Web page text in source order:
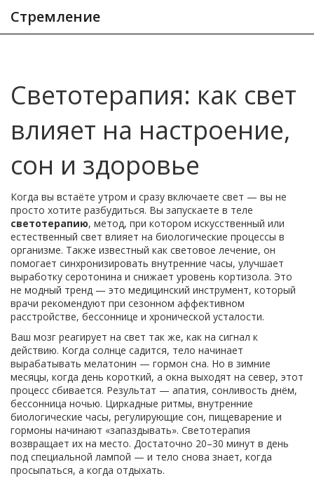
Стремление
Светотерапия: как свет
влияет на настроение,
сон и здоровье
Когда вы встаёте утром и сразу включаете свет — вы не
просто хотите разбудиться. Вы запускаете в теле
светотерапию, метод, при котором искусственный или
естественный свет влияет на биологические процессы в
организме. Также известный как световое лечение, он
помогает синхронизировать внутренние часы, улучшает
выработку серотонина и снижает уровень кортизола. Это
не модный тренд — это медицинский инструмент, который
врачи рекомендуют при сезонном аффективном
расстройстве, бессоннице и хронической усталости.
Ваш мозг реагирует на свет так же, как на сигнал к
действию. Когда солнце садится, тело начинает
вырабатывать мелатонин — гормон сна. Но в зимние
месяцы, когда день короткий, а окна выходят на север, этот
процесс сбивается. Результат — апатия, сонливость днём,
бессонница ночью. Циркадные ритмы, внутренние
биологические часы, регулирующие сон, пищеварение и
гормоны начинают «запаздывать». Светотерапия
возвращает их на место. Достаточно 20–30 минут в день
под специальной лампой — и тело снова знает, когда
просыпаться, а когда отдыхать.